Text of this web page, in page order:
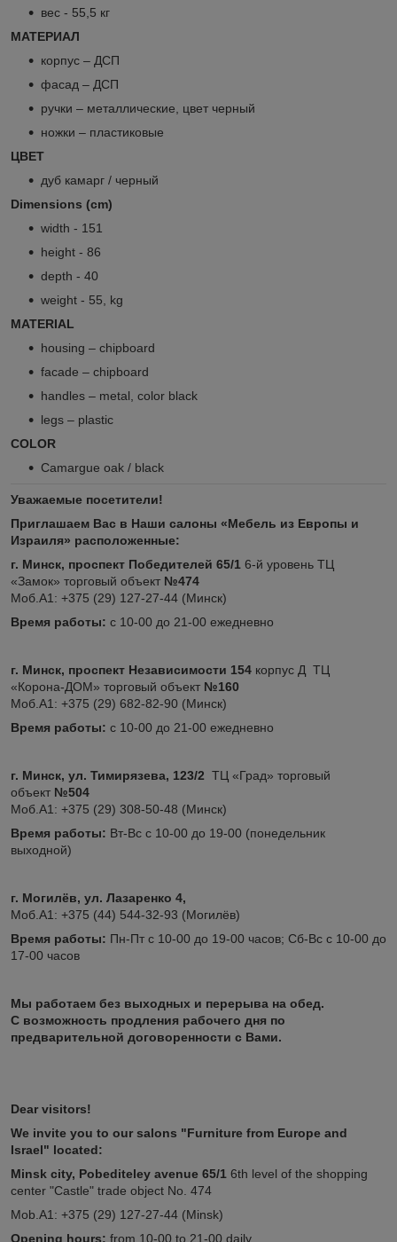
вес - 55,5 кг
МАТЕРИАЛ
корпус – ДСП
фасад – ДСП
ручки – металлические, цвет черный
ножки – пластиковые
ЦВЕТ
дуб камарг / черный
Dimensions (cm)
width - 151
height - 86
depth - 40
weight - 55, kg
MATERIAL
housing – chipboard
facade – chipboard
handles – metal, color black
legs – plastic
COLOR
Camargue oak / black
Уважаемые посетители!
Приглашаем Вас в Наши салоны «Мебель из Европы и
Израиля» расположенные:
г. Минск, проспект Победителей 65/1 6-й уровень ТЦ
«Замок» торговый объект №474
Моб.А1: +375 (29) 127-27-44 (Минск)
Время работы: с 10-00 до 21-00 ежедневно
г. Минск, проспект Независимости 154 корпус Д ТЦ
«Корона-ДОМ» торговый объект №160
Моб.А1: +375 (29) 682-82-90 (Минск)
Время работы: с 10-00 до 21-00 ежедневно
г. Минск, ул. Тимирязева, 123/2 ТЦ «Град» торговый
объект №504
Моб.А1: +375 (29) 308-50-48 (Минск)
Время работы: Вт-Вс с 10-00 до 19-00 (понедельник
выходной)
г. Могилёв, ул. Лазаренко 4,
Моб.А1: +375 (44) 544-32-93 (Могилёв)
Время работы: Пн-Пт с 10-00 до 19-00 часов; Сб-Вс с 10-00 до
17-00 часов
Мы работаем без выходных и перерыва на обед.
С возможность продления рабочего дня по
предварительной договоренности с Вами.
Dear visitors!
We invite you to our salons "Furniture from Europe and
Israel" located:
Minsk city, Pobediteley avenue 65/1 6th level of the shopping
center "Castle" trade object No. 474
Mob.A1: +375 (29) 127-27-44 (Minsk)
Opening hours: from 10-00 to 21-00 daily